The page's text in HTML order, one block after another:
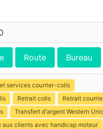
Route Bureau
services courrier-colis
Retrait colis
Retrait
Transfert d'argent Western
aux clients avec handicap moteur